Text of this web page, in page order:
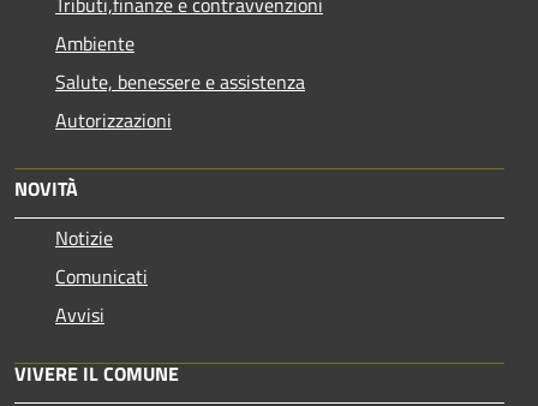
Ambiente
Salute, benessere e assistenza
Autorizzazioni
NOVITÀ
Notizie
Comunicati
Avvisi
VIVERE IL COMUNE